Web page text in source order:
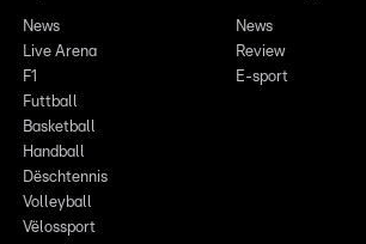
News
Live Arena
F1
Futtball
Basketball
Handball
Dëschtennis
Volleyball
Vëlossport
News
Review
E-sport